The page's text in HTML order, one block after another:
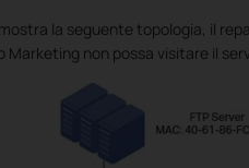
la seguente topologia, il
Marketing non possa visitare il